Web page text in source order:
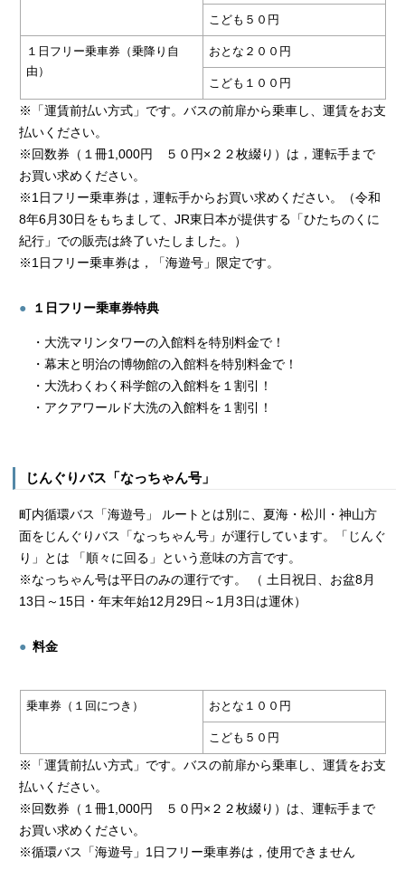
こども５０円
１日フリー乗車券（乗降り自
由）
おとな２００円
こども１００円
※「運賃前払い方式」です。バスの前扉から乗車し、運賃をお支
払いください。
※回数券（１冊1,000円 ５０円×２２枚綴り）は，運転手まで
お買い求めください。
※1日フリー乗車券は，運転手からお買い求めください。（令和
8年6月30日をもちまして、JR東日本が提供する「ひたちのくに
紀行」での販売は終了いたしました。）
※1日フリー乗車券は，「海遊号」限定です。
１日フリー乗車券特典
・大洗マリンタワーの入館料を特別料金で！
・幕末と明治の博物館の入館料を特別料金で！
・大洗わくわく科学館の入館料を１割引！
・アクアワールド大洗の入館料を１割引！
じんぐりバス「なっちゃん号」
町内循環バス「海遊号」 ルートとは別に、夏海・松川・神山方
面をじんぐりバス「なっちゃん号」が運行しています。「じんぐ
り」とは 「順々に回る」という意味の方言です。
※なっちゃん号は平日のみの運行です。 （ 土日祝日、お盆8月
13日～15日・年末年始12月29日～1月3日は運休）
料金
乗車券（１回につき） おとな１００円
こども５０円
※「運賃前払い方式」です。バスの前扉から乗車し、運賃をお支
払いください。
※回数券（１冊1,000円 ５０円×２２枚綴り）は、運転手まで
お買い求めください。
※循環バス「海遊号」1日フリー乗車券は，使用できません